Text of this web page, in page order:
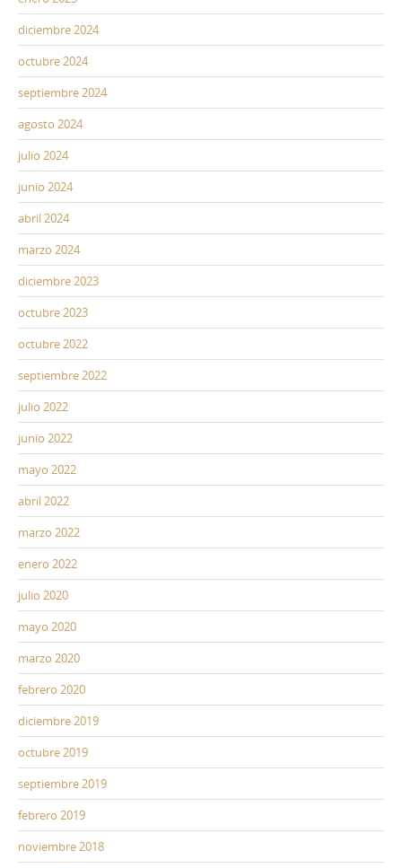
diciembre 2024
octubre 2024
septiembre 2024
agosto 2024
julio 2024
junio 2024
abril 2024
marzo 2024
diciembre 2023
octubre 2023
octubre 2022
septiembre 2022
julio 2022
junio 2022
mayo 2022
abril 2022
marzo 2022
enero 2022
julio 2020
mayo 2020
marzo 2020
febrero 2020
diciembre 2019
octubre 2019
septiembre 2019
febrero 2019
noviembre 2018